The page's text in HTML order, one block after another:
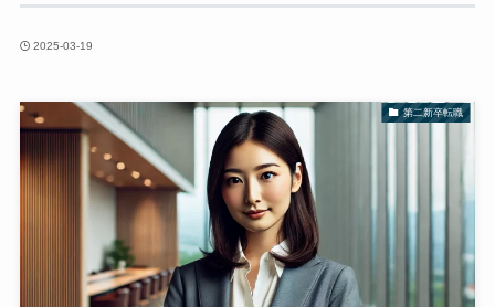
2025-03-19
第二新卒転職